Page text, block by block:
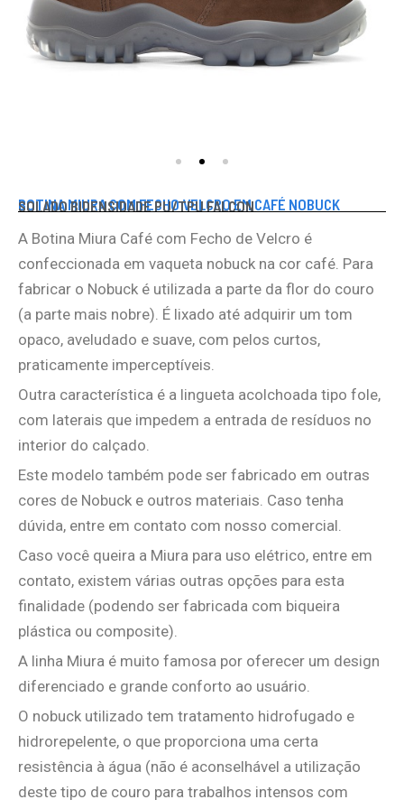
BOTINA MIURA COM FECHO VELCRO EM CAFÉ NOBUCK
SOLADO BIDENSIDADE PU/TPU FALCON
A Botina Miura Café com Fecho de Velcro é
confeccionada em vaqueta nobuck na cor café. Para
fabricar o Nobuck é utilizada a parte da flor do couro
(a parte mais nobre). É lixado até adquirir um tom
opaco, aveludado e suave, com pelos curtos,
praticamente imperceptíveis.
Outra característica é a lingueta acolchoada tipo fole,
com laterais que impedem a entrada de resíduos no
interior do calçado.
Este modelo também pode ser fabricado em outras
cores de Nobuck e outros materiais. Caso tenha
dúvida, entre em contato com nosso comercial.
Caso você queira a Miura para uso elétrico, entre em
contato, existem várias outras opções para esta
finalidade (podendo ser fabricada com biqueira
plástica ou composite).
A linha Miura é muito famosa por oferecer um design
diferenciado e grande conforto ao usuário.
O nobuck utilizado tem tratamento hidrofugado e
hidrorepelente, o que proporciona uma certa
resistência à água (não é aconselhável a utilização
deste tipo de couro para trabalhos intensos com